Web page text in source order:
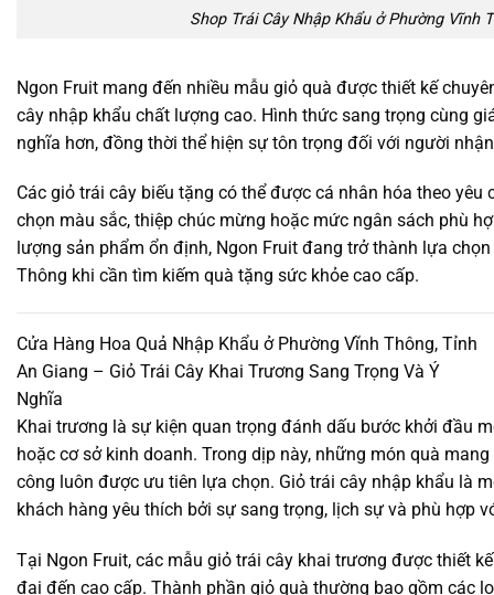
Shop Trái Cây Nhập Khẩu ở Phường Vĩnh
Ngon Fruit mang đến nhiều mẫu giỏ quà được thiết kế
cây nhập khẩu chất lượng cao. Hình thức sang trọng cùng
nghĩa hơn, đồng thời thể hiện sự tôn trọng đối với người
Các giỏ trái cây biếu tặng có thể được cá nhân hóa theo
chọn màu sắc, thiệp chúc mừng hoặc mức ngân sách phù
lượng sản phẩm ổn định, Ngon Fruit đang trở thành lựa
Thông khi cần tìm kiếm quà tặng sức khỏe cao cấp.
Cửa Hàng Hoa Quả Nhập Khẩu ở Phường Vĩnh Thông, Tỉnh
An Giang – Giỏ Trái Cây Khai Trương Sang Trọng Và Ý
Nghĩa
Khai trương là sự kiện quan trọng đánh dấu bước khởi đầu
hoặc cơ sở kinh doanh. Trong dịp này, những món quà
công luôn được ưu tiên lựa chọn. Giỏ trái cây nhập khẩu là
khách hàng yêu thích bởi sự sang trọng, lịch sự và phù hợp
Tại Ngon Fruit, các mẫu giỏ trái cây khai trương được thiết
đại đến cao cấp. Thành phần giỏ quà thường bao gồm các